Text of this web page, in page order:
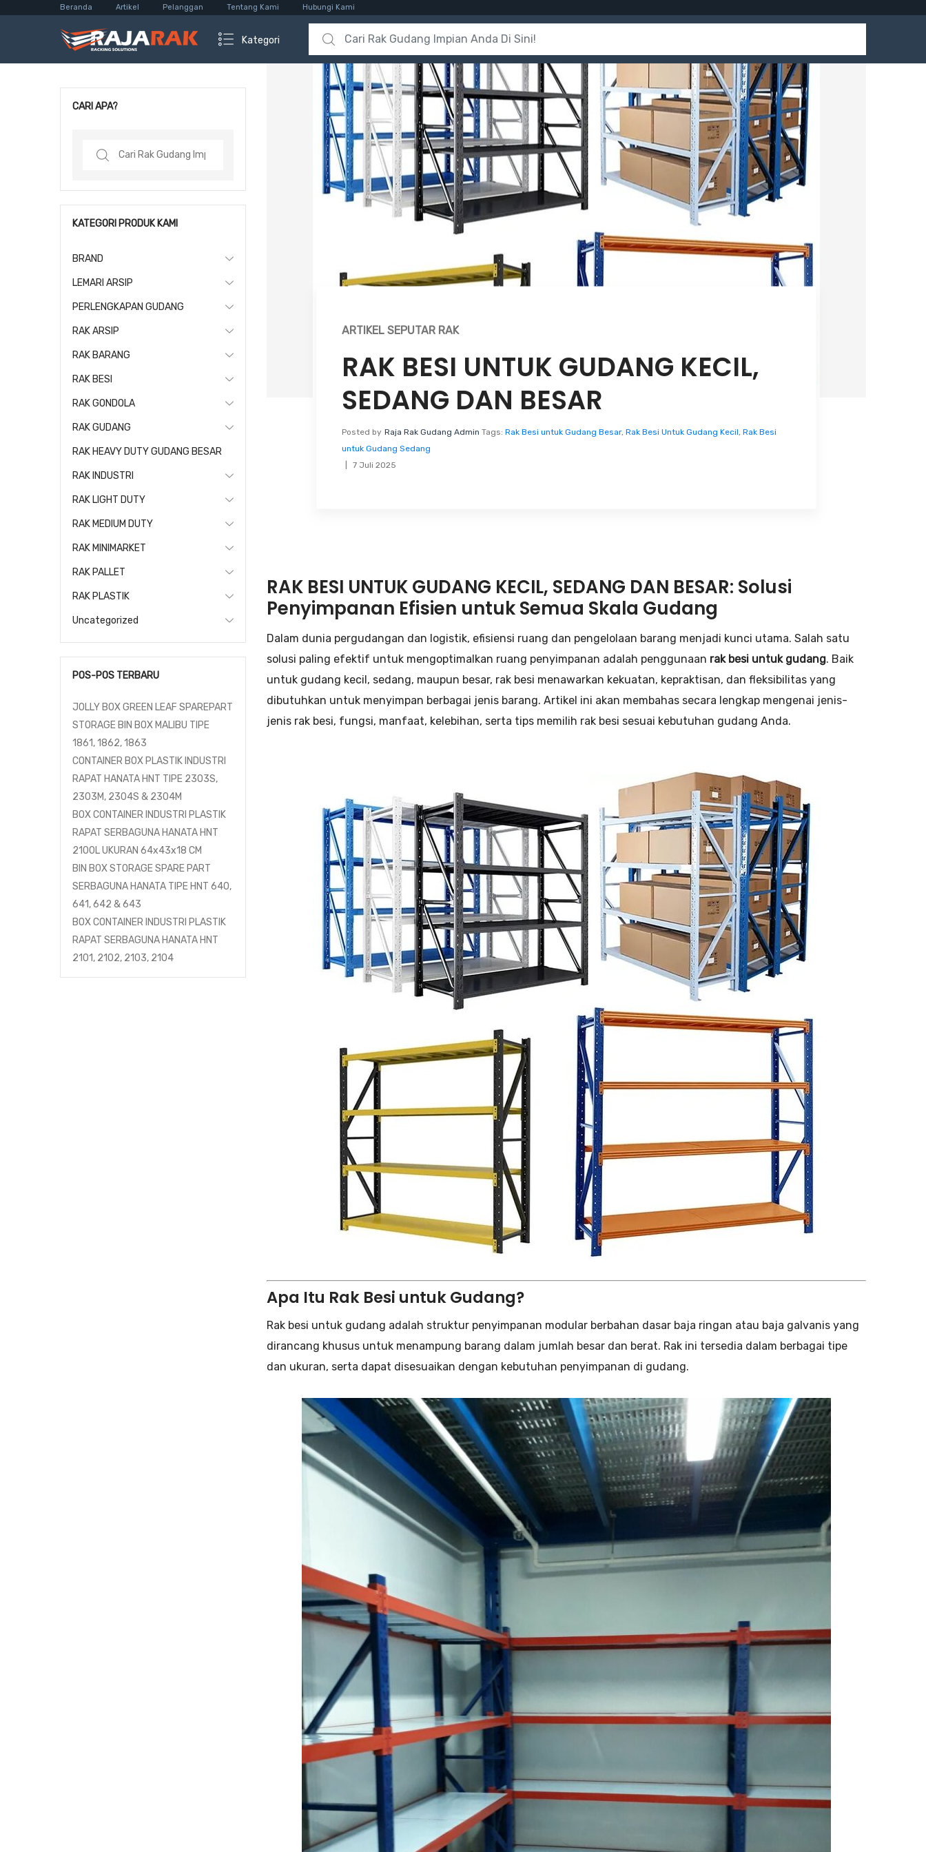
Beranda Artikel Pelanggan Tentang Kami Hubungi Kami
Kategori
Search for:
ARTIKEL SEPUTAR RAK
RAK BESI UNTUK GUDANG KECIL,
SEDANG DAN BESAR
Posted by Raja Rak Gudang Admin Tags: Rak Besi untuk Gudang Besar, Rak Besi Untuk Gudang Kecil Rak Besi
untuk Gudang Sedang
7 Juli 2025
RAK BESI UNTUK GUDANG KECIL, SEDANG DAN BESAR: Solusi
Penyimpanan Efisien untuk Semua Skala Gudang
Dalam dunia pergudangan dan logistik, efisiensi ruang dan pengelolaan barang menjadi kunci utama. Salah satu
solusi paling efektif untuk mengoptimalkan ruang penyimpanan adalah penggunaan rak besi untuk gudang. Baik
untuk gudang kecil, sedang, maupun besar, rak besi menawarkan kekuatan, kepraktisan, dan fleksibilitas yang
dibutuhkan untuk menyimpan berbagai jenis barang. Artikel ini akan membahas secara lengkap mengenai jenis-
jenis rak besi, fungsi, manfaat, kelebihan, serta tips memilih rak besi sesuai kebutuhan gudang Anda.
Apa Itu Rak Besi untuk Gudang?
Rak besi untuk gudang adalah struktur penyimpanan modular berbahan dasar baja ringan atau baja galvanis yang
dirancang khusus untuk menampung barang dalam jumlah besar dan berat. Rak ini tersedia dalam berbagai tipe
dan ukuran, serta dapat disesuaikan dengan kebutuhan penyimpanan di gudang.
CARI APA?
Search
KATEGORI PRODUK KAMI
BRAND
LEMARI ARSIP
PERLENGKAPAN GUDANG
RAK ARSIP
RAK BARANG
RAK BESI
RAK GONDOLA
RAK GUDANG
RAK HEAVY DUTY GUDANG BESAR
RAK INDUSTRI
RAK LIGHT DUTY
RAK MEDIUM DUTY
RAK MINIMARKET
RAK PALLET
RAK PLASTIK
Uncategorized
POS-POS TERBARU
JOLLY BOX GREEN LEAF SPAREPART
STORAGE BIN BOX MALIBU TIPE
1861, 1862, 1863
CONTAINER BOX PLASTIK INDUSTRI
RAPAT HANATA HNT TIPE 2303S,
2303M, 2304S & 2304M
BOX CONTAINER INDUSTRI PLASTIK
RAPAT SERBAGUNA HANATA HNT
2100L UKURAN 64x43x18 CM
BIN BOX STORAGE SPARE PART
SERBAGUNA HANATA TIPE HNT 640,
641, 642 & 643
BOX CONTAINER INDUSTRI PLASTIK
RAPAT SERBAGUNA HANATA HNT
2101, 2102, 2103, 2104